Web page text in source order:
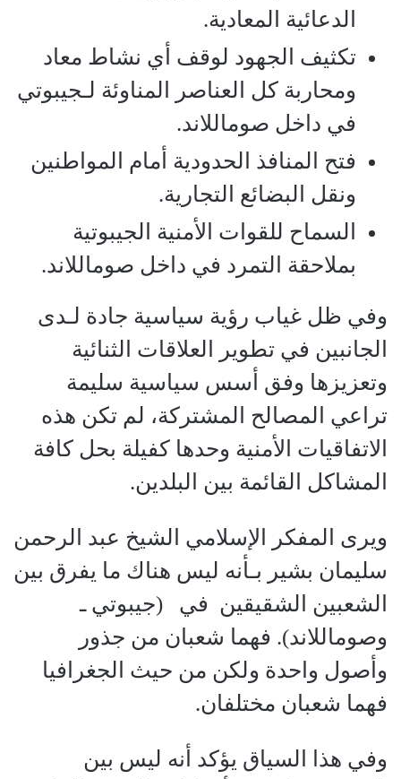
الدعائية المعادية.
تكثيف الجهود لوقف أي نشاط معاد
ومحاربة كل العناصر المناوئة لـجيبوتي
في داخل صوماللاند.
فتح المنافذ الحدودية أمام المواطنين
ونقل البضائع التجارية.
السماح للقوات الأمنية الجيبوتية
بملاحقة التمرد في داخل صوماللاند.
وفي ظل غياب رؤية سياسية جادة لـدى
الجانبين في تطوير العلاقات الثنائية
وتعزيزها وفق أسس سياسية سليمة
تراعي المصالح المشتركة، لم تكن هذه
الاتفاقيات الأمنية وحدها كفيلة بحل كافة
المشاكل القائمة بين البلدين.
ويرى المفكر الإسلامي الشيخ عبد الرحمن
سليمان بشير بـأنه ليس هناك ما يفرق بين
الشعبين الشقيقين في (جيبوتي ـ
وصوماللاند). فهما شعبان من جذور
وأصول واحدة ولكن من حيث الجغرافيا
فهما شعبان مختلفان.
وفي هذا السياق يؤكد أنه ليس بين